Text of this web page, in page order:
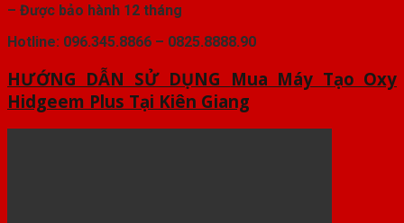
– Được bảo hành 12 tháng
Hotline: 096.345.8866 – 0825.8888.90
HƯỚNG DẪN SỬ DỤNG Mua Máy Tạo Oxy
Hidgeem Plus Tại Kiên Giang